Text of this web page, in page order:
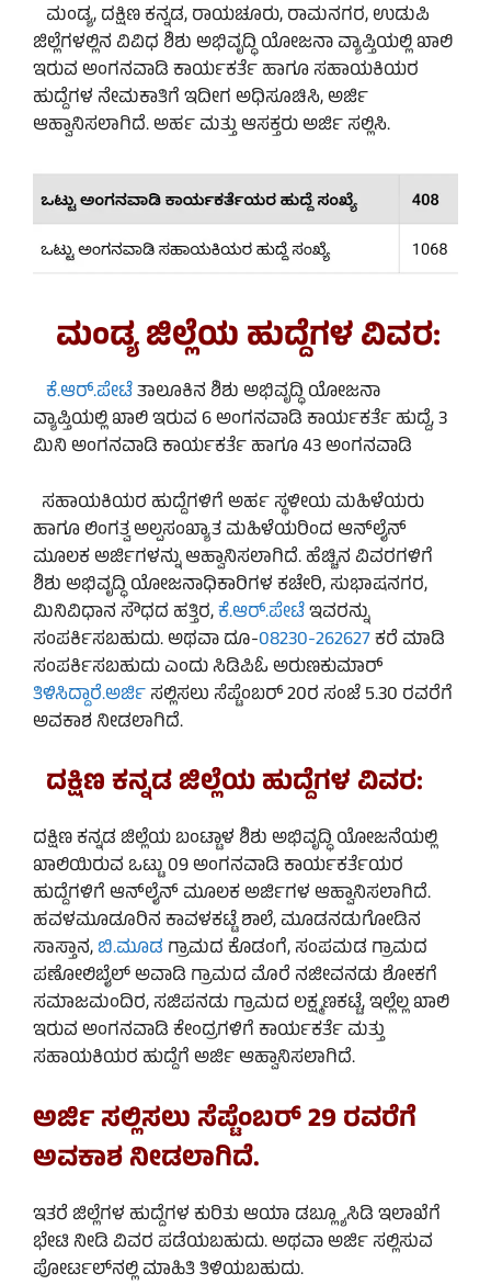
ಮಂಡ್ಯ, ದಕ್ಷಿಣ ಕನ್ನಡ, ರಾಯಚೂರು, ರಾಮನಗರ, ಉಡುಪಿ
ಜಿಲ್ಲೆಗಳಲ್ಲಿನ ವಿವಿಧ ಶಿಶು ಅಭಿವೃದ್ಧಿ ಯೋಜನಾ ವ್ಯಾಪ್ತಿಯಲ್ಲಿ ಖಾಲಿ
ಇರುವ ಅಂಗನವಾಡಿ ಕಾರ್ಯಕರ್ತೆ ಹಾಗೂ ಸಹಾಯಕಿಯರ
ಹುದ್ದೆಗಳ ನೇಮಕಾತಿಗೆ ಇದೀಗ ಅಧಿಸೂಚಿಸಿ, ಅರ್ಜಿ
ಆಹ್ವಾನಿಸಲಾಗಿದೆ. ಅರ್ಹ ಮತ್ತು ಆಸಕ್ತರು ಅರ್ಜಿ ಸಲ್ಲಿಸಿ.
ಮಂಡ್ಯ ಜಿಲ್ಲೆಯ ಹುದ್ದೆಗಳ ವಿವರ:
ಕೆ.ಆರ್.ಪೇಟೆತಾಲೂಕಿನ ಶಿಶು ಅಭಿವೃದ್ಧಿ ಯೋಜನಾ
ವ್ಯಾಪ್ತಿಯಲ್ಲಿ ಖಾಲಿ ಇರುವ 6 ಅಂಗನವಾಡಿ ಕಾರ್ಯಕರ್ತೆ ಹುದ್ದೆ, 3
ಮಿನಿ ಅಂಗನವಾಡಿ ಕಾರ್ಯಕರ್ತೆ ಹಾಗೂ 43 ಅಂಗನವಾಡಿ
ಸಹಾಯಕಿಯರ ಹುದ್ದೆಗಳಿಗೆ ಅರ್ಹ ಸ್ಥಳೀಯ ಮಹಿಳೆಯರು
ಹಾಗೂ ಲಿಂಗತ್ವ ಅಲ್ಪಸಂಖ್ಯಾತ ಮಹಿಳೆಯರಿಂದ ಆನ್‌ಲೈನ್
ಮೂಲಕ ಅರ್ಜಿಗಳನ್ನು ಆಹ್ವಾನಿಸಲಾಗಿದೆ. ಹೆಚ್ಚಿನ ವಿವರಗಳಿಗೆ
ಶಿಶು ಅಭಿವೃದ್ಧಿ ಯೋಜನಾಧಿಕಾರಿಗಳ ಕಚೇರಿ, ಸುಭಾಷನಗರ,
ಮಿನಿವಿಧಾನ ಸೌಧದ ಹತ್ತಿರ,ಕೆ.ಆರ್.ಪೇಟೆಇವರನ್ನು
ಸಂಪರ್ಕಿಸಬಹುದು. ಅಥವಾ ದೂ-08230-262627ಕರೆ ಮಾಡಿ
ಸಂಪರ್ಕಿಸಬಹುದು ಎಂದು ಸಿಡಿಪಿಓ ಅರುಣಕುಮಾರ್‌
ತಿಳಿಸಿದ್ದಾರೆ.ಅರ್ಜಿಸಲ್ಲಿಸಲು ಸೆಪ್ಟೆಂಬರ್ 20ರ ಸಂಜೆ 5.30 ರವರೆಗೆ
ಅವಕಾಶ ನೀಡಲಾಗಿದೆ.
ದಕ್ಷಿಣ ಕನ್ನಡ ಜಿಲ್ಲೆಯ ಹುದ್ದೆಗಳ ವಿವರ:
ದಕ್ಷಿಣ ಕನ್ನಡ ಜಿಲ್ಲೆಯ ಬಂಟ್ಟಾಳ ಶಿಶು ಅಭಿವೃದ್ಧಿ ಯೋಜನೆಯಲ್ಲಿ
ಖಾಲಿಯಿರುವ ಒಟ್ಟು 09 ಅಂಗನವಾಡಿ ಕಾರ್ಯಕರ್ತೆಯರ
ಹುದ್ದೆಗಳಿಗೆ ಆನ್‌ಲೈನ್ ಮೂಲಕ ಅರ್ಜಿಗಳ ಆಹ್ವಾನಿಸಲಾಗಿದೆ.
ಹವಳಮೂಡೂರಿನ ಕಾವಳಕಟ್ಟೆ ಶಾಲೆ, ಮೂಡನಡುಗೋಡಿನ
ಸಾಸ್ತಾನ,ಬಿ.ಮೂಡ ಗ್ರಾಮದ ಕೊಡಂಗೆ, ಸಂಪಮಡ ಗ್ರಾಮದ
ಪಣೋಲಿಬೈಲ್ ಅವಾಡಿ ಗ್ರಾಮದ ಮೊರೆ ನಜೀವನಡು ಶೋಕಗೆ
ಸಮಾಜಮಂದಿರ, ಸಜಿಪನಡು ಗ್ರಾಮದ ಲಕ್ಷ್ಮಣಕಟ್ಟೆ, ಇಲ್ಲೆಲ್ಲ ಖಾಲಿ
ಇರುವ ಅಂಗನವಾಡಿ ಕೇಂದ್ರಗಳಿಗೆ ಕಾರ್ಯಕರ್ತೆ ಮತ್ತು
ಸಹಾಯಕಿಯರ ಹುದ್ದೆಗೆ ಅರ್ಜಿ ಆಹ್ವಾನಿಸಲಾಗಿದೆ.
ಅರ್ಜಿ ಸಲ್ಲಿಸಲು ಸೆಪ್ಟೆಂಬರ್ 29 ರವರೆಗೆ
ಅವಕಾಶ ನೀಡಲಾಗಿದೆ.
ಇತರೆ ಜಿಲ್ಲೆಗಳ ಹುದ್ದೆಗಳ ಕುರಿತು ಆಯಾ ಡಬ್ಲ್ಯೂಸಿಡಿ ಇಲಾಖೆಗೆ
ಭೇಟಿ ನೀಡಿ ವಿವರ ಪಡೆಯಬಹುದು. ಅಥವಾ ಅರ್ಜಿ ಸಲ್ಲಿಸುವ
ಪೋರ್ಟಲ್‌ನಲ್ಲಿ ಮಾಹಿತಿ ತಿಳಿಯಬಹುದು.